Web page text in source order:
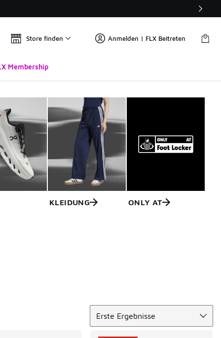
Store finden Anmelden | FLX Beitreten
Membership
KLEIDUNG ONLY AT
Erste Ergebnisse